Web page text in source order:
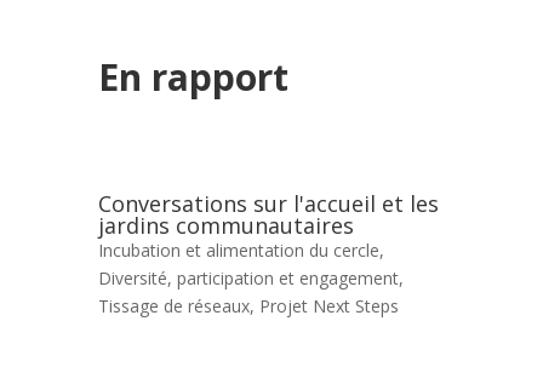
En rapport
Conversations sur l'accueil et les
jardins communautaires
Incubation et alimentation du cercle,
Diversité, participation et engagement,
Tissage de réseaux, Projet Next Steps